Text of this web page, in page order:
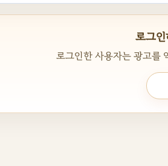
로그
로그인한 사용자는 광고를